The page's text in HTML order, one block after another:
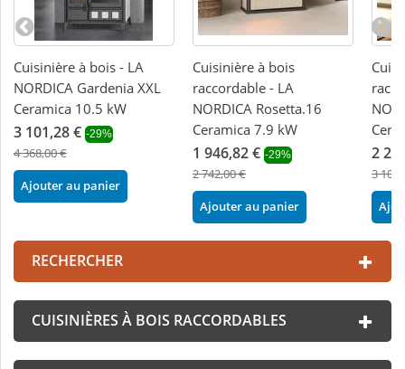
Cuisinière à bois - LA
NORDICA Gardenia XXL
Ceramica 10.5 kW
3 101,28 € -29%
4 368,00 €
Ajouter au panier
Cuisinière à bois
raccordable - LA
NORDICA Rosetta.16
Ceramica 7.9 kW
1 946,82 € -29%
2 742,00 €
Ajouter au panier
2
3
RECHERCHER
CUISINIÈRES À BOIS RACCORDABLES